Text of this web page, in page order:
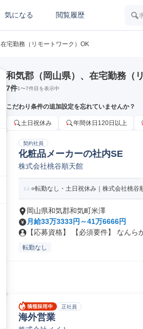
気になる 閲覧履歴
在宅勤務（リモートワーク）OK
和気郡（岡山県）、在宅勤務（
7件1〜7件目を表示中
こだわり条件の追加設定を忘れていませんか？
土日祝休み 年間休日120日以上
契約社員
化粧品メーカーの社内SE
株式会社桃谷順天館
⭐転勤なし・土日祝休み｜株式会社桃
岡山県和気郡和気町米澤
月給33万3333円～41万6666円
【応募資格】 【必須要件】 なんら
転勤なし
正社員
海外営業